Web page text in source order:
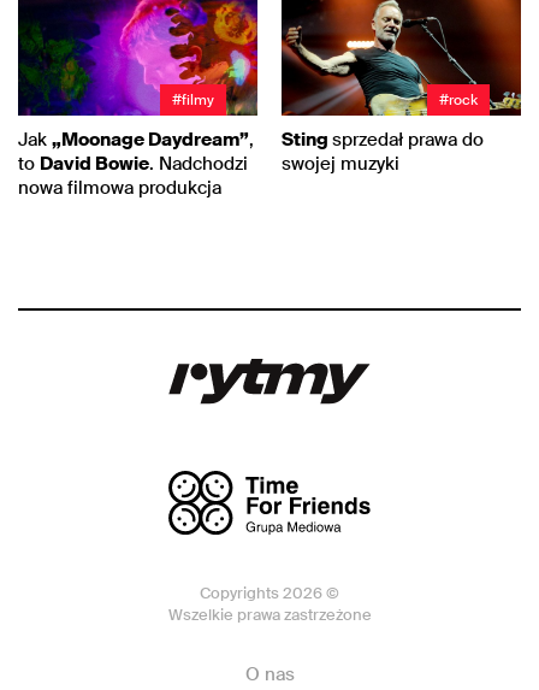
#filmy
Jak „Moonage Daydream”,
to David Bowie. Nadchodzi
nowa filmowa produkcja
#rock
Sting sprzedał prawa do
swojej muzyki
Copyrights 2026 ©
Wszelkie prawa zastrzeżone
O nas